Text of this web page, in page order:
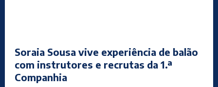
Soraia Sousa vive experiência de balão
com instrutores e recrutas da 1.ª
Companhia